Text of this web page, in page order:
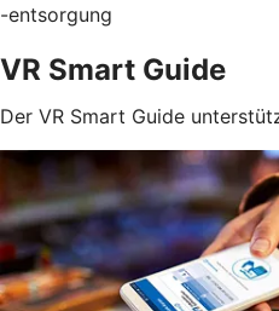
-entsorgung
VR Smart Guide
Der VR Smart Guide